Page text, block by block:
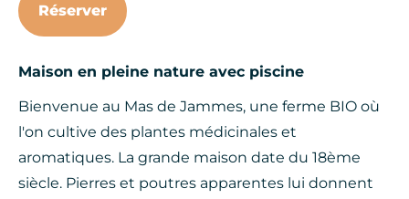
Maison en pleine nature avec piscine
Bienvenue au Mas de Jammes, une ferme BIO où
l'on cultive des plantes médicinales et
aromatiques. La grande maison date du 18ème
siècle. Pierres et poutres apparentes lui donnent
Réserver